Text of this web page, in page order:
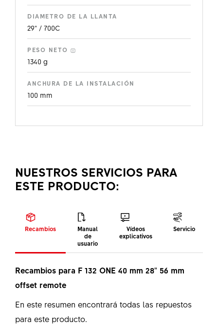
DIAMETRO DE LA LLANTA
29" / 700C
PESO NETO
1340 g
ANCHURA DE LA INSTALACIÓN
100 mm
NUESTROS SERVICIOS PARA
ESTE PRODUCTO:
Recambios
Manual
de
usuario
Vídeos
explicativos
Servicio
Recambios para F 132 ONE 40 mm 28" 56 mm
offset remote
En este resumen encontrará todas las repuestos
para este producto.